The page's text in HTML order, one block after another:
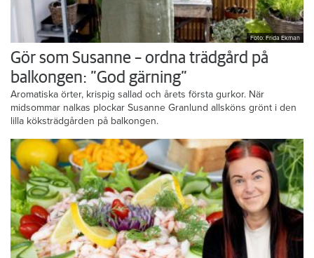
Foto: Frida Ekman
Gör som Susanne – ordna trädgård på
balkongen: ”God gärning”
Aromatiska örter, krispig sallad och årets första gurkor. När
midsommar nalkas plockar Susanne Granlund allsköns grönt i den
lilla köksträdgården på balkongen.